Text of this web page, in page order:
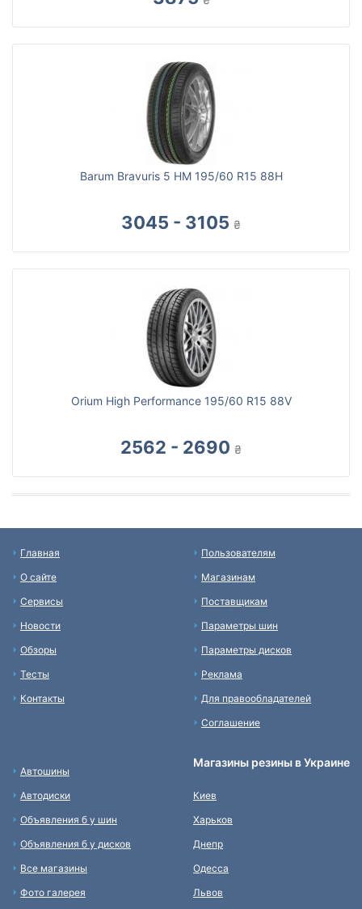
Barum Bravuris 5 HM 195/60 R15 88H
3045 - 3105 ₴
Orium High Performance 195/60 R15 88V
2562 - 2690 ₴
Главная
О сайте
Сервисы
Новости
Обзоры
Тесты
Контакты
Пользователям
Магазинам
Поставщикам
Параметры шин
Параметры дисков
Реклама
Для правообладателей
Соглашение
Автошины
Автодиски
Объявления б у шин
Объявления б у дисков
Все магазины
Фото галерея
Магазины резины в Украине
Киев
Харьков
Днепр
Одесса
Львов